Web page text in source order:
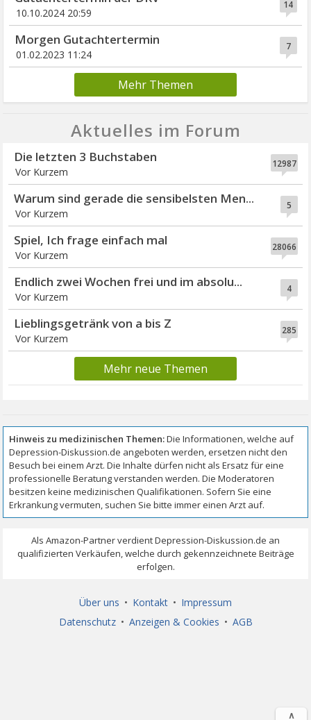
14
10.10.2024 20:59
7
Morgen Gutachtertermin
01.02.2023 11:24
Mehr Themen
Aktuelles im Forum
12987
Die letzten 3 Buchstaben
Vor Kurzem
5
Warum sind gerade die sensibelsten Men...
Vor Kurzem
28066
Spiel, Ich frage einfach mal
Vor Kurzem
4
Endlich zwei Wochen frei und im absolu...
Vor Kurzem
285
Lieblingsgetränk von a bis Z
Vor Kurzem
Mehr neue Themen
Über uns • Kontakt • Impressum
Datenschutz • Anzeigen & Cookies • AGB
∧